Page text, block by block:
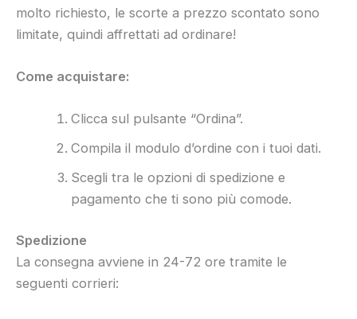
molto richiesto, le scorte a prezzo scontato sono
limitate, quindi affrettati ad ordinare!
Come acquistare:
Clicca sul pulsante “Ordina”.
Compila il modulo d’ordine con i tuoi dati.
Scegli tra le opzioni di spedizione e
pagamento che ti sono più comode.
Spedizione
La consegna avviene in 24-72 ore tramite le
seguenti corrieri: